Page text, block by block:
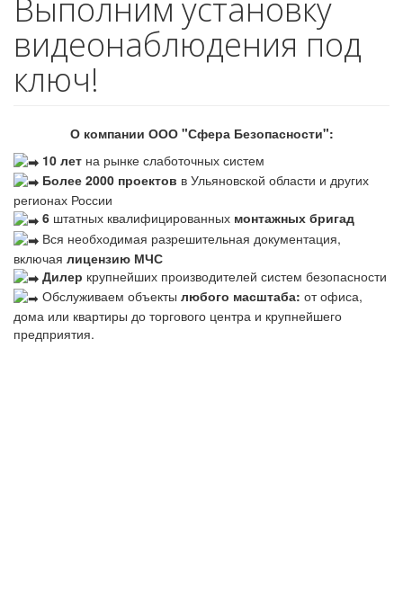
Выполним установку
видеонаблюдения под
ключ!
О компании ООО "Сфера Безопасности":
10 лет на рынке слаботочных систем
Более 2000 проектов в Ульяновской области и других
регионах России
6 штатных квалифицированных монтажных бригад
Вся необходимая разрешительная документация,
включая лицензию МЧС
Дилер крупнейших производителей систем безопасности
Обслуживаем объекты любого масштаба: от офиса,
дома или квартиры до торгового центра и крупнейшего
предприятия.